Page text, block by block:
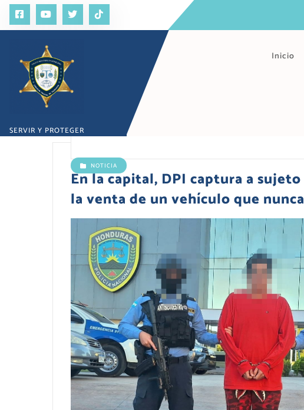
l
n SERVIR Y PROTEGER
Inicio
NOTICIA
En la capital, DPI captura a
la venta de un vehículo que